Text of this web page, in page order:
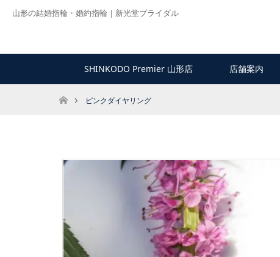
山形の結婚指輪・婚約指輪｜新光堂ブライダル
SHINKODO Premier 山形店 店舗案内
ホームピンクダイヤリング